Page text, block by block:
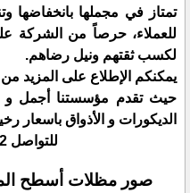
تمتاز في مجملها بانخفاضها
للعملاء، حرصاً من الشركة
لكسب ثقتهم ونيل رضاهم.
يمكنكم الإطلاع على المزيد
حيث تقدم مؤسستنا أجمل و
الديكورات و الأذواق باسعار
للتواصل 0500513512
صور مظلات أسطح